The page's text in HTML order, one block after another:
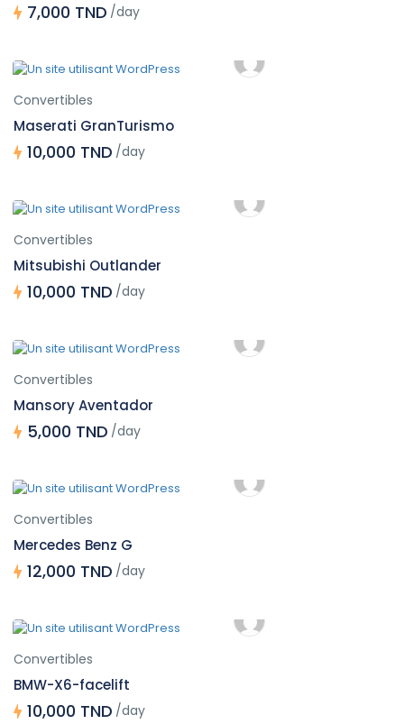
7,000 TND /day
Convertibles
Maserati GranTurismo
10,000 TND /day
Convertibles
Mitsubishi Outlander
10,000 TND /day
Convertibles
Mansory Aventador
5,000 TND /day
Convertibles
Mercedes Benz G
12,000 TND /day
Convertibles
BMW-X6-facelift
10,000 TND /day